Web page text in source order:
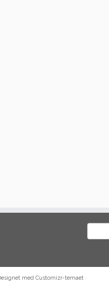
etter:
med Customizr-temaet·